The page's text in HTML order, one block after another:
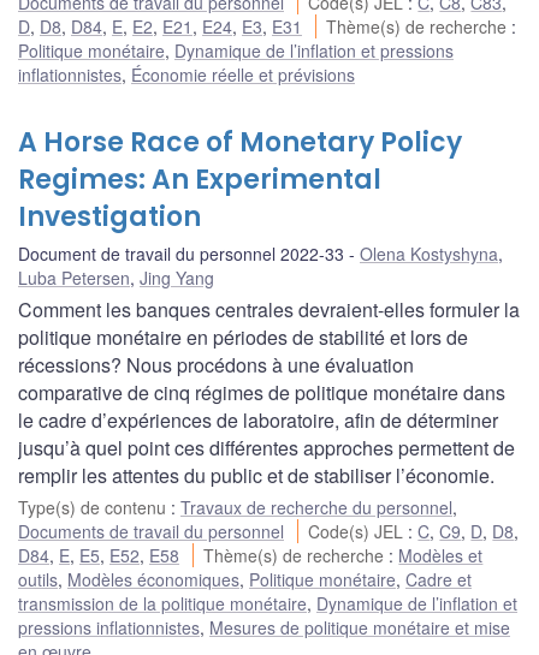
D, D8, D84, E, E2, E21 , E24, E3, E31 Thème(s) de recherche :
Politique monétaire, Dynamique de l’inflation et pressions
inflationnistes, Économie réelle et prévisions
A Horse Race of Monetary Policy
Regimes: An Experimental
Investigation
Document de travail du personnel 2022-33 Olena Kostyshyna,
Luba Petersen, Jing Yang
Comment les banques centrales devraient-elles formuler la
politique monétaire en périodes de stabilité et lors de
récessions? Nous procédons à une évaluation
comparative de cinq régimes de politique monétaire dans
le cadre d’expériences de laboratoire, afin de déterminer
jusqu’à quel point ces différentes approches permettent de
remplir les attentes du public et de stabiliser l’économie.
Type(s) de contenu : Travaux de recherche du personnel,
Documents de travail du personnel
Code(s) JEL :C,C9, D, D8,
D84, E, E5, E52, E58 Thème(s) de recherche : Modèles et
outils, Modèles économiques, Politique monétaire, Cadre et
transmission de la politique monétaire, Dynamique de l’inflation et
pressions inflationnistes, Mesures de politique monétaire et mise